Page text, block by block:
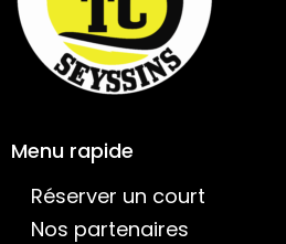
Menu rapide
Réserver un court
Nos partenaires